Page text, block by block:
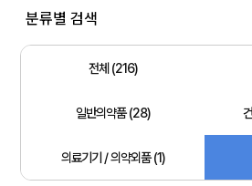
분류별 검색
전체 (216)
일반의약품 (28)
의료기기 / 의약외품 (1)